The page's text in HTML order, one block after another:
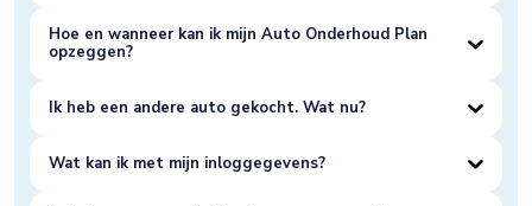
Hoe en wanneer kan ik mijn Auto Onderhoud Plan
opzeggen?
Ik heb een andere auto gekocht. Wat nu?
Wat kan ik met mijn inloggegevens?